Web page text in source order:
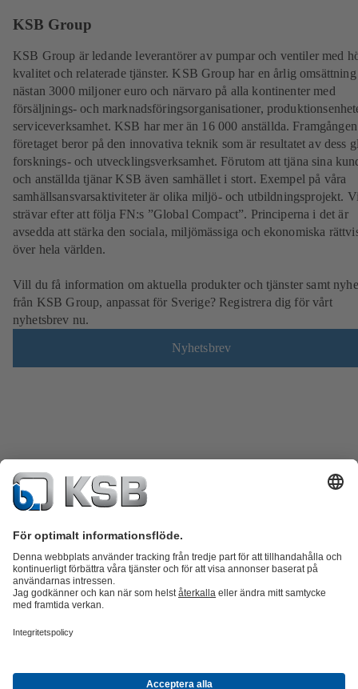
KSB Group
KSB Group är ledande leverantörer av pumpar och ventiler med
kvalitet och relaterade tjänster. KSB Group har en årlig omsättning
nästan 3000 miljoner euro och närvaro på alla kontinenter med
försäljnings- och marknadsföringsorganisationer,
serviceverksamhet. KSB har mer än 16 000 anställda.
företaget beror på den innovativa teknik som är resultatet av dess
forsknings- och utvecklingsverksamhet. Förutom att tjäna sina
och anställda tjänar KSB även samhället i stort. Exempel på våra
samhällsansvarsaktiviteter är olika miljö- och utbildningsprojekt.
strävar efter att följa FN:s ”Global Compact”. Principerna i det är
avsedda att stärka den sociala, miljömässiga och ekonomiska
över hela världen.
Vill du få information om aktuella produkter och tjänster samt
från KSB Group, anpassat för Sverige? Registrera dig för vårt
nyhetsbrev nu.
Nyhetsbrev
Energi